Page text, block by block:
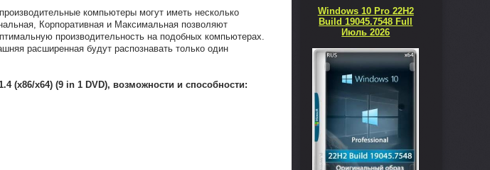
компьютеры могут иметь несколько
Корпоративная и Максимальная позволяют
производительность на подобных компьютерах.
расширенная будут распознавать только один
(x86/x64) (9 in 1 DVD), возможности и способности:
Windows 10 Pro 22H2
Build 19045.7548 Full
Июль 2026